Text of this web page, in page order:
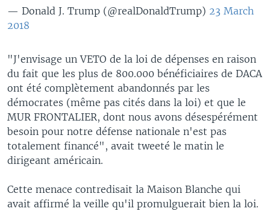
— Donald J. Trump (@realDonaldTrump) 23 March
2018
"J'envisage un VETO de la loi de dépenses en raison
du fait que les plus de 800.000 bénéficiaires de DACA
ont été complètement abandonnés par les
démocrates (même pas cités dans la loi) et que le
MUR FRONTALIER, dont nous avons désespérément
besoin pour notre défense nationale n'est pas
totalement financé", avait tweeté le matin le
dirigeant américain.
Cette menace contredisait la Maison Blanche qui
avait affirmé la veille qu'il promulguerait bien la loi.